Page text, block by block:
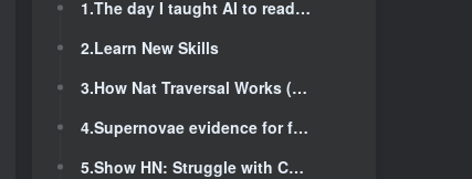
1.The day I taught AI to read code like a Senior Developer
2.Learn New Skills
3.How Nat Traversal Works (2020)
4.Supernovae evidence for foundational change to cosmological models
5.Show HN: Struggle with CSS Flexbox? This Playground Is for You
1.The day I taught AI to read code like a Senior Developer
2.Learn New Skills
3.How Nat Traversal Works (2020)
4.Supernovae evidence for foundational change to cosmological models
5.Show HN: Struggle with CSS Flexbox? This Playground Is for You